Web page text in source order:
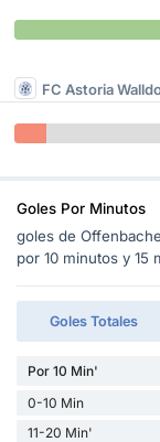
FC Astoria
Goles Por Minutos
goles de
por 10 minutos y 15
Goles Totales
Por 10 Min'
0-10 Min
11-20 Min'